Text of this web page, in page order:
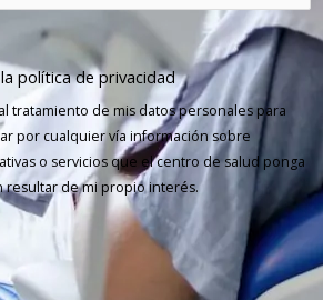
política de privacidad
tratamiento de mis datos personales para
por cualquier vía información sobre
o servicios que el centro de salud ponga
resultar de mi propio interés.